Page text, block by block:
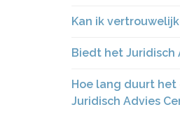
Kan ik
Biedt het Juridisch
Hoe lang duurt het
Juridisch Advies